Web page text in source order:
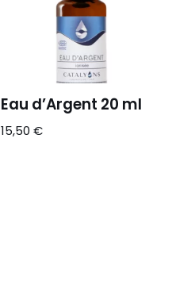
Eau d’Argent 20 ml
15,50€